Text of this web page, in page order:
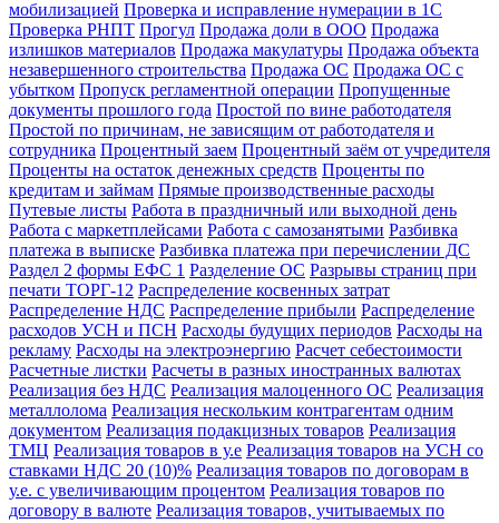
мобилизацией Проверка и исправление нумерации в 1С
Проверка РНПТ Прогул Продажа доли в ООО Продажа
излишков материалов Продажа макулатуры Продажа объекта
незавершенного строительства Продажа ОС Продажа ОС с
убытком Пропуск регламентной операции Пропущенные
документы прошлого года Простой по вине работодателя
Простой по причинам, не зависящим от работодателя и
сотрудника Процентный заем Процентный заём от учредителя
Проценты на остаток денежных средств Проценты по
кредитам и займам Прямые производственные расходы
Путевые листы Работа в праздничный или выходной день
Работа с маркетплейсами Работа с самозанятыми Разбивка
платежа в выписке Разбивка платежа при перечислении ДС
Раздел 2 формы ЕФС 1 Разделение ОС Разрывы страниц при
печати ТОРГ-12 Распределение косвенных затрат
Распределение НДС Распределение прибыли Распределение
расходов УСН и ПСН Расходы будущих периодов Расходы на
рекламу Расходы на электроэнергию Расчет себестоимости
Расчетные листки Расчеты в разных иностранных валютах
Реализация без НДС Реализация малоценного ОС Реализация
металлолома Реализация нескольким контрагентам одним
документом Реализация подакцизных товаров Реализация
ТМЦ Реализация товаров в у.е Реализация товаров на УСН со
ставками НДС 20 (10)% Реализация товаров по договорам в
у.е. с увеличивающим процентом Реализация товаров по
договору в валюте Реализация товаров, учитываемых по